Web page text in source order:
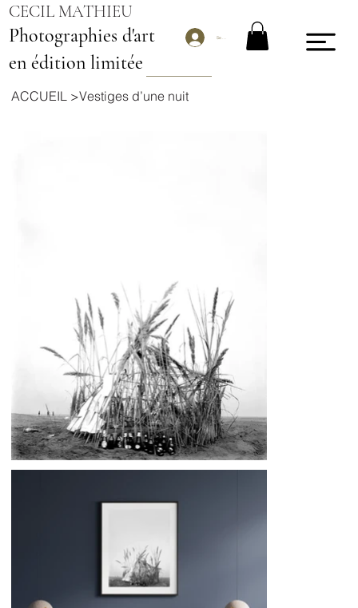
CECIL MATHIEU
Photographies d'art
en édition limitée
Se connecter
ACCUEIL >Vestiges d’une nuit